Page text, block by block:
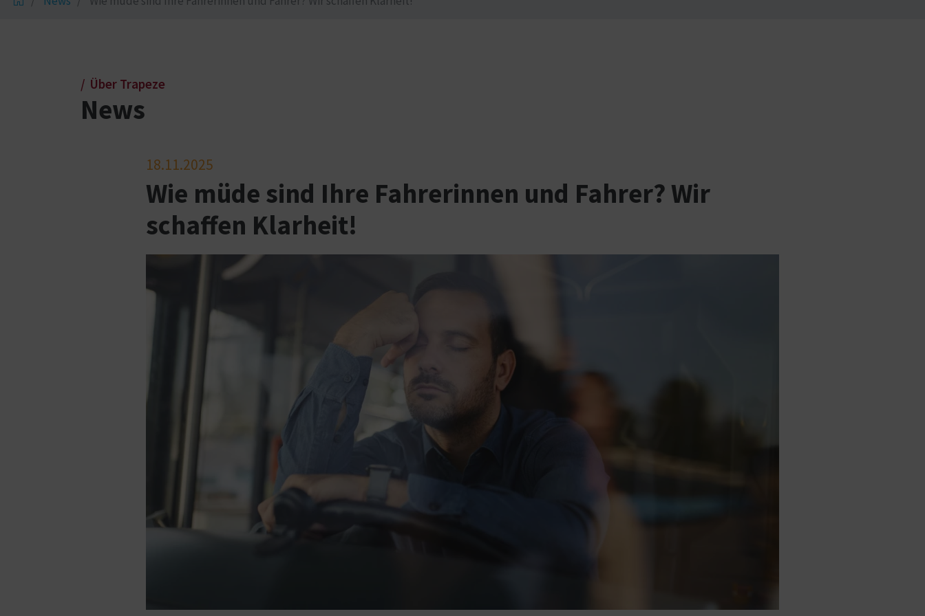
Über Trapeze
News
18.11.2025
Wie müde sind Ihre Fahrerinnen und Fahrer? Wir
schaffen Klarheit!